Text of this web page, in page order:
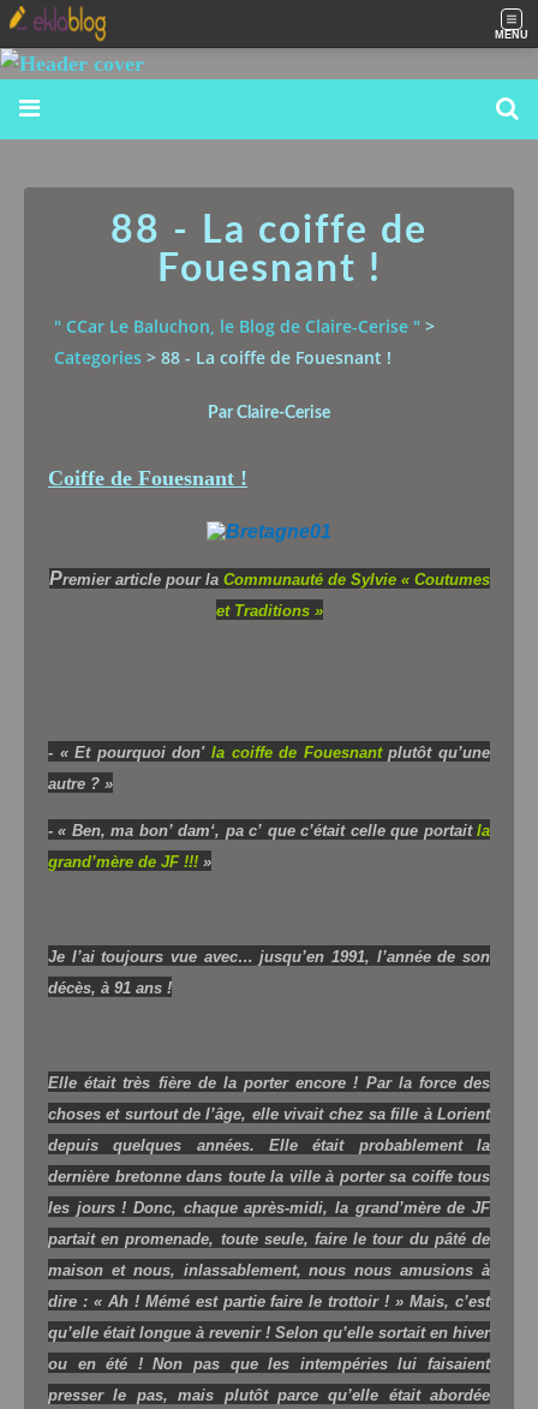
MENU
88 - La coiffe de
Fouesnant !
" CCar Le Baluchon, le Blog de Claire-Cerise " >
Categories > 88 - La coiffe de Fouesnant !
Par Claire-Cerise
Coiffe de Fouesnant !
Premier article pour la Communauté de Sylvie « Coutumes
et Traditions »
- « Et pourquoi don' la coiffe de Fouesnantplutôt qu’une
autre ? »
- « Ben, ma bon’ dam‘, pa c’ que c’était celle que portait la
grand’mère de JF !!! »
Je l’ai toujours vue avec… jusqu’en 1991, l’année de son
décès, à 91 ans !
Elle était très fière de la porter encore ! Par la force des
choses et surtout de l’âge, elle vivait chez sa fille à Lorient
depuis quelques années. Elle était probablement la
dernière bretonne dans toute la ville à porter sa coiffe tous
les jours ! Donc, chaque après-midi, la grand’mère de JF
partait en promenade, toute seule, faire le tour du pâté de
maison et nous, inlassablement, nous nous amusions à
dire : « Ah ! Mémé est partie faire le trottoir ! » Mais, c’est
qu’elle était longue à revenir ! Selon qu’elle sortait en hiver
ou en été ! Non pas que les intempéries lui faisaient
presser le pas, mais plutôt parce qu’elle était abordée